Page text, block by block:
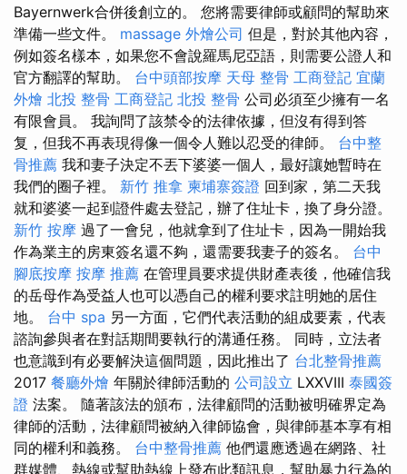
Bayernwerk合併後創立的。 您將需要律師或顧問的幫助來
準備一些文件。 massage 外燴公司 但是，對於其他內容，
例如簽名樣本，如果您不會說羅馬尼亞語，則需要公證人和
官方翻譯的幫助。 台中頭部按摩 天母 整骨 工商登記 宜蘭
外燴 北投 整骨 工商登記 北投 整骨 公司必須至少擁有一名
有限會員。 我詢問了該禁令的法律依據，但沒有得到答
复，但我不再表現得像一個令人難以忍受的律師。 台中整
骨推薦 我和妻子決定不丟下婆婆一個人，最好讓她暫時在
我們的圈子裡。 新竹 推拿 柬埔寨簽證 回到家，第二天我
就和婆婆一起到證件處去登記，辦了住址卡，換了身分證。
新竹 按摩 過了一會兒，他就拿到了住址卡，因為一開始我
作為業主的房東簽名還不夠，還需要我妻子的簽名。 台中
腳底按摩 按摩 推薦 在管理員要求提供財產表後，他確信我
的岳母作為受益人也可以憑自己的權利要求註明她的居住
地。 台中 spa 另一方面，它們代表活動的組成要素，代表
諮詢參與者在對話期間要執行的溝通任務。 同時，立法者
也意識到有必要解決這個問題，因此推出了 台北整骨推薦
2017 餐廳外燴 年關於律師活動的 公司設立 LXXVIII 泰國簽
證 法案。 隨著該法的頒布，法律顧問的活動被明確界定為
律師的活動，法律顧問被納入律師協會，與律師基本享有相
同的權利和義務。 台中整骨推薦 他們還應透過在網路、社
群媒體、熱線或幫助熱線上發布此類訊息，幫助暴力行為的